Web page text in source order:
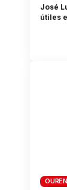
José
útiles